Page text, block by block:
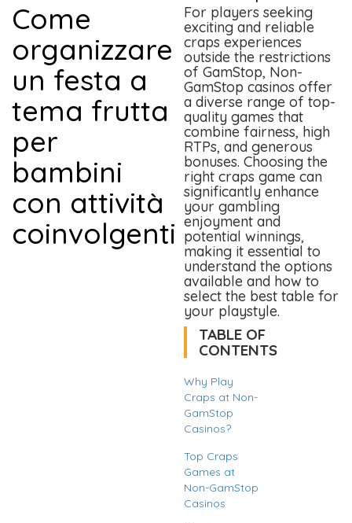
Come
organizzare
un festa a
tema frutta
per
bambini
con attività
coinvolgenti
For players seeking
exciting and reliable
craps experiences
outside the restrictions
of GamStop, Non-
GamStop casinos offer
a diverse range of top-
quality games that
combine fairness, high
RTPs, and generous
bonuses. Choosing the
right craps game can
significantly enhance
your gambling
enjoyment and
potential winnings,
making it essential to
understand the options
available and how to
select the best table for
your playstyle.
TABLE OF
CONTENTS
Why Play
Craps at Non-
GamStop
Casinos?
Top Craps
Games at
Non-GamStop
Casinos